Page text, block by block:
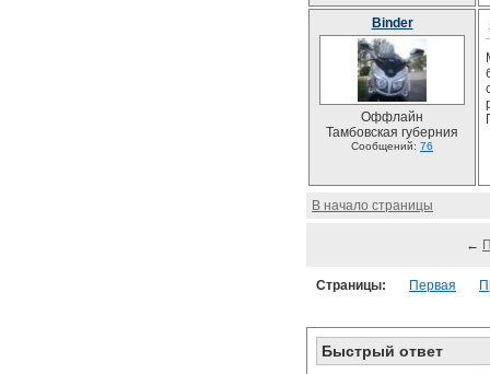
Binder
Оффлайн
Тамбовская губерния
Сообщений: 76
В начало страницы
←
Страницы: Первая
Быстрый ответ